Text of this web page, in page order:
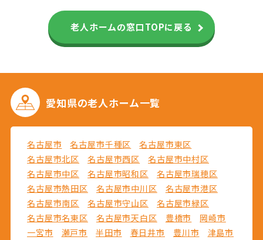
老人ホームの窓口TOPに戻る
愛知県の老人ホーム一覧
名古屋市 名古屋市千種区
名古屋市東区
名古屋市北区
名古屋市西区
名古屋市中村区
名古屋市中区
名古屋市昭和区
名古屋市瑞穂区
名古屋市熱田区
名古屋市中川区
名古屋市港区
名古屋市南区
名古屋市守山区
名古屋市緑区
名古屋市名東区
名古屋市天白区 豊橋市
岡崎市
一宮市
瀬戸市 半田市 春日井市 豊川市
津島市